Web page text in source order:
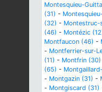
Montesquieu-
(31) -
(32) - Montestruc-
(46) - Montézic
Montfaucon (46) -
- Montferrier-sur-
(11) - Montfrin (30)
(65) -
- Montgazin (31) -
- Montgiscard (31)